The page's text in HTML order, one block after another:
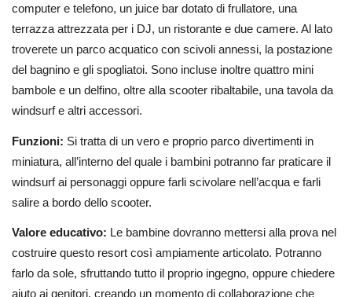
computer e telefono, un juice bar dotato di frullatore, una
terrazza attrezzata per i DJ, un ristorante e due camere. Al lato
troverete un parco acquatico con scivoli annessi, la postazione
del bagnino e gli spogliatoi. Sono incluse inoltre quattro mini
bambole e un delfino, oltre alla scooter ribaltabile, una tavola da
windsurf e altri accessori.
Funzioni: Si tratta di un vero e proprio parco divertimenti in
miniatura, all’interno del quale i bambini potranno far praticare il
windsurf ai personaggi oppure farli scivolare nell’acqua e farli
salire a bordo dello scooter.
Valore educativo: Le bambine dovranno mettersi alla prova nel
costruire questo resort così ampiamente articolato. Potranno
farlo da sole, sfruttando tutto il proprio ingegno, oppure chiedere
aiuto ai genitori, creando un momento di collaborazione che